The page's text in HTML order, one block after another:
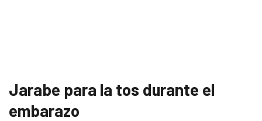
Jarabe para la tos durante el
embarazo